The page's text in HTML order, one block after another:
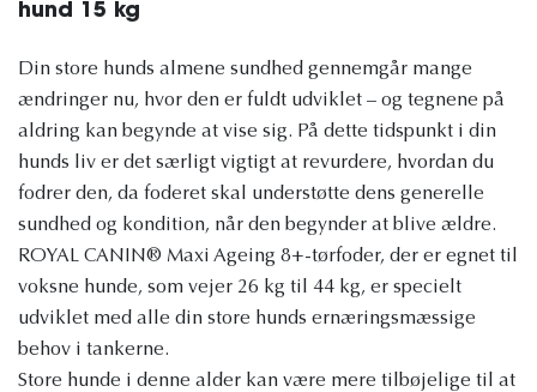
hund 15 kg
Din store hunds almene sundhed gennemgår mange
ændringer nu, hvor den er fuldt udviklet – og tegnene på
aldring kan begynde at vise sig. På dette tidspunkt i din
hunds liv er det særligt vigtigt at revurdere, hvordan du
fodrer den, da foderet skal understøtte dens generelle
sundhed og kondition, når den begynder at blive ældre.
ROYAL CANIN® Maxi Ageing 8+-tørfoder, der er egnet til
voksne hunde, som vejer 26 kg til 44 kg, er specielt
udviklet med alle din store hunds ernæringsmæssige
behov i tankerne.
Store hunde i denne alder kan være mere tilbøjelige til at